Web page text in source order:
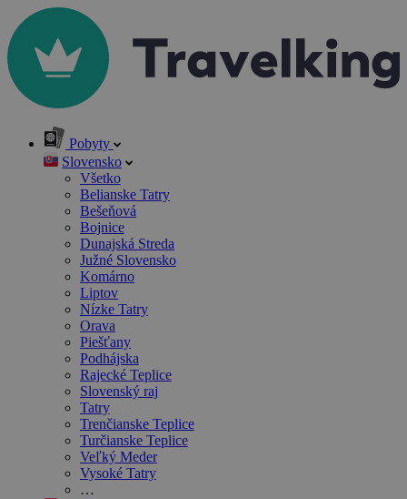
Pobyty
Slovensko
Všetko
Belianske Tatry
Bešeňová
Bojnice
Dunajská Streda
Južné Slovensko
Komárno
Liptov
Nízke Tatry
Orava
Piešťany
Podhájska
Rajecké Teplice
Slovenský raj
Tatry
Trenčianske Teplice
Turčianske Teplice
Veľký Meder
Vysoké Tatry
…